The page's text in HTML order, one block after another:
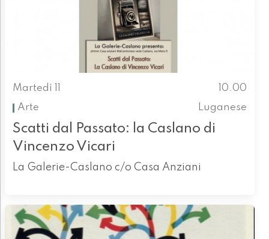
Martedì 11
10.00
Arte
Luganese
Scatti dal Passato: la Caslano di
Vincenzo Vicari
La Galerie-Caslano c/o Casa Anziani